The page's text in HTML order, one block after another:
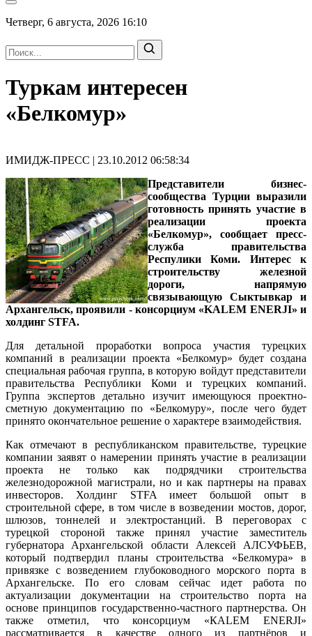
Четверг, 6 августа, 2026 16:10
Туркам интересен
«Белкомур»
ИМИДЖ-ПРЕСС | 23.10.2012 06:58:34
Представители бизнес-
сообщества Турции выразили
готовность принять участие в
реализации проекта
«Белкомур», сообщает пресс-
служба правительства
Респулики Коми. Интерес к
строительству железной
дороги, напрямую
связывающую Сыктывкар и
Архангельск, проявили - консорциум «KALEM ENERJI» и
холдинг STFA.
Для детальной проработки вопроса участия турецких
компаний в реализации проекта «Белкомур» будет создана
специальная рабочая группа, в которую войдут представители
правительства Республики Коми и турецких компаний.
Группа экспертов детально изучит имеющуюся проектно-
сметную документацию по «Белкомуру», после чего будет
принято окончательное решение о характере взаимодействия.
Как отмечают в республиканском правительстве, турецкие
компании заявят о намерении принять участие в реализации
проекта не только как подрядчики строительства
железнодорожной магистрали, но и как партнеры на правах
инвесторов. Холдинг STFA имеет большой опыт в
строительной сфере, в том числе в возведении мостов, дорог,
шлюзов, тоннелей и электростанций. В переговорах с
турецкой стороной также принял участие заместитель
губернатора Архангельской области Алексей АЛСУФЬЕВ,
который подтвердил планы строительства «Белкомура» в
привязке с возведением глубоководного морского порта в
Архангельске. По его словам сейчас идет работа по
актуализации документации на строительство порта на
основе принципов государственно-частного партнерства. Он
также отметил, что консорциум «КALEM ENERJI»
рассматривается в качестве одного из партнёров и